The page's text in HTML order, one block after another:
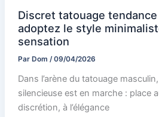
Discret tatouage tendance
adoptez le style
sensation
Par Dom /09/04/2026
Dans l’arène du tatouage
silencieuse est en marche : place
discrétion, à l’élégance